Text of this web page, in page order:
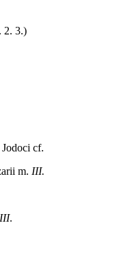
2. 3.)
Jodoci cf.
m. III.
III.